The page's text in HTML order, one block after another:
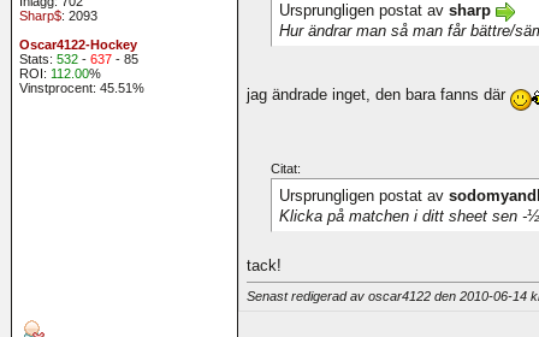
Sharp$: 2093
Oscar4122-Hockey
Stats: 532 - 637 - 85
ROI: 112.00%
Vinstprocent: 45.51%
Ursprungligen postat av sharp
Hur ändrar man så man får bättre/
jag ändrade inget, den bara fanns där
Citat:
Ursprungligen postat av
Klicka på matchen i ditt sheet sen -
tack!
Senast redigerad av oscar4122 den 2010-06-14